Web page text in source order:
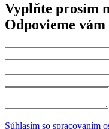
Vyplňte prosím
Odpovieme
Súhlasím so spracovaním